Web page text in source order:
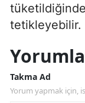
tetikleyebilir.
Takma Ad
Yorum yapmak için,